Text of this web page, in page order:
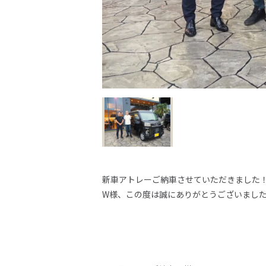
新車アトレーご納車させていただきました
W様、この度は誠にありがとうございまし